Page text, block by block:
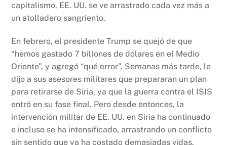
capitalismo, EE. UU. se ve arrastrado cada vez más a
un atolladero sangriento.
En febrero, el presidente Trump se quejó de que
“hemos gastado 7 billones de dólares en el Medio
Oriente”, y agregó “qué error”. Semanas más tarde, le
dijo a sus asesores militares que prepararan un plan
para retirarse de Siria, ya que la guerra contra el ISIS
entró en su fase final. Pero desde entonces, la
intervención militar de EE. UU. en Siria ha continuado
e incluso se ha intensificado, arrastrando un conflicto
sin sentido que ya ha costado demasiadas vidas.